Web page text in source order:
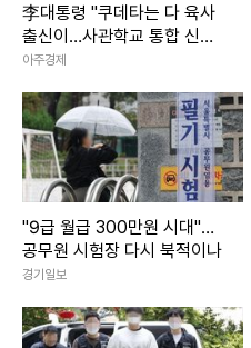
李대통령 "쿠데타는 다 육사
출신이…사관학교 통합 신속
추진"
아주경제
"9급 월급 300만원 시대"…
공무원 시험장 다시 북적이나
경기일보